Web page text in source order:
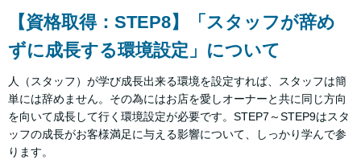
【資格取得：STEP8】「スタッフが辞め
ずに成長する環境設定」について
人（スタッフ）が学び成長出来る環境を設定すれば、スタッフは簡
単には辞めません。その為にはお店を愛しオーナーと共に同じ方向
を向いて成長して行く環境設定が必要です。STEP7～STEP9はスタ
ッフの成長がお客様満足に与える影響について、しっかり学んで参
ります。